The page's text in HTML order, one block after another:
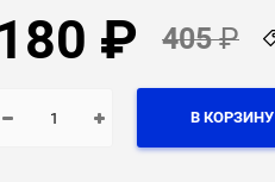
₽ 405₽
В КОРЗИНУ